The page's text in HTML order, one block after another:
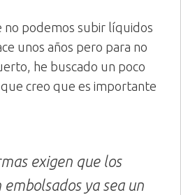
no podemos subir líquidos
unos años pero para no
he buscado un poco
creo que es importante
exigen que los
ya sea un